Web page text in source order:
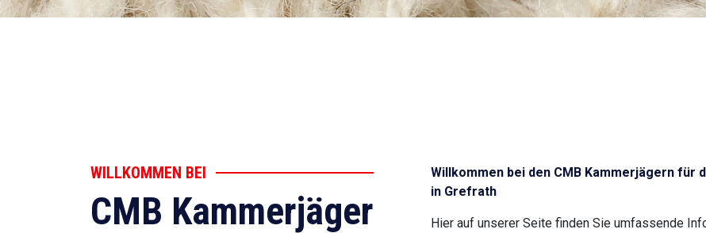
WILLKOMMEN BEI
CMB Kammerjäger
Willkommen bei den CMB Kammerjägern
in Grefrath
Hier auf unserer Seite finden Sie umfassende